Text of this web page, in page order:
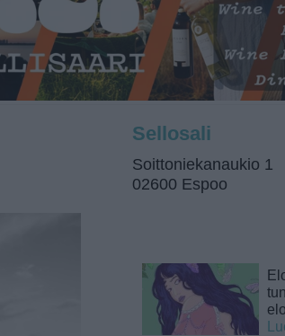
Sellosali
Soittoniekanaukio 1
02600 Espoo